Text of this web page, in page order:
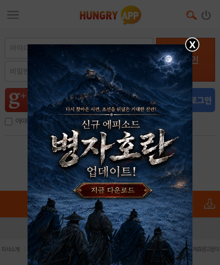
로그인
아이디, 이메일 저장
아이디 / 비밀번호 찾기 회원가입
X
로그인 PC버전 전체앱
회사소개 이용약관 | 개인정보 처리방침 | 청소년 보호정책 | 불법촬영물 신고센터 | 제휴광고문의